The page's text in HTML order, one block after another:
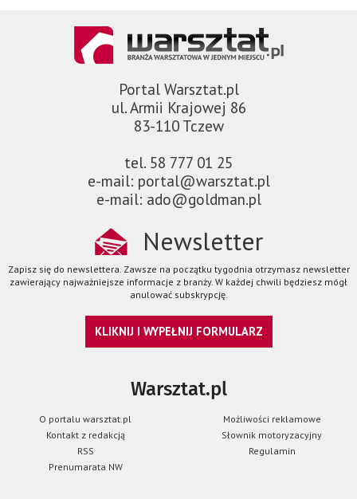
Portal Warsztat.pl
ul. Armii Krajowej 86
83-110 Tczew
tel. 58 777 01 25
e-mail: portal@warsztat.pl
e-mail: ado@goldman.pl
Newsletter
Zapisz się do newslettera. Zawsze na początku tygodnia otrzymasz newsletter
zawierający najważniejsze informacje z branży. W każdej chwili będziesz mógł
anulować subskrypcję.
KLIKNIJ I WYPEŁNIJ FORMULARZ
Warsztat.pl
O portalu warsztat.pl
Możliwości reklamowe
Kontakt z redakcją
Słownik motoryzacyjny
RSS
Regulamin
Prenumarata NW